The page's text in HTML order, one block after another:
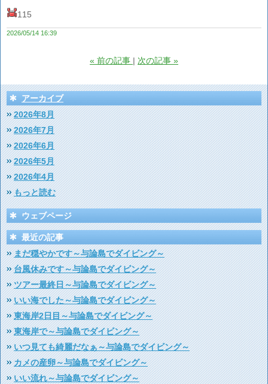
115
2026/05/14 16:39
« 前の記事 次の記事 »
アーカイブ
2026年8月
2026年7月
2026年6月
2026年5月
2026年4月
もっと読む
ウェブページ
最近の記事
まだ穏やかです～与論島でダイビング～
台風休みです～与論島でダイビング～
ツアー最終日～与論島でダイビング～
いい海でした～与論島でダイビング～
東海岸2日目～与論島でダイビング～
東海岸で～与論島でダイビング～
いつ見ても綺麗だなぁ～与論島でダイビング～
カメの産卵～与論島でダイビング～
いい流れ～与論島でダイビング～